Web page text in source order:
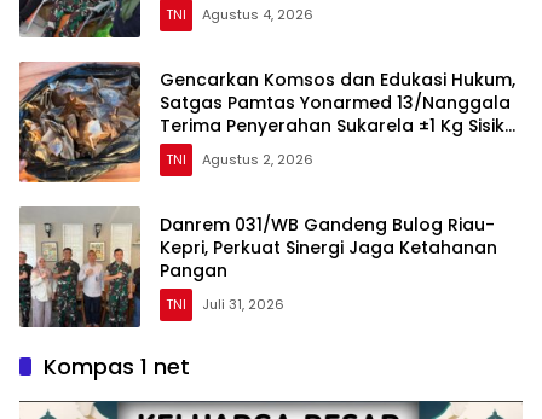
TNI Agustus 4, 2026
Gencarkan Komsos dan Edukasi Hukum,
Satgas Pamtas Yonarmed 13/Nanggala
Terima Penyerahan Sukarela ±1 Kg Sisik
Trenggiling dari Warga Perbatasan
TNI Agustus 2, 2026
Danrem 031/WB Gandeng Bulog Riau-
Kepri, Perkuat Sinergi Jaga Ketahanan
Pangan
TNI Juli 31, 2026
Kompas 1 net